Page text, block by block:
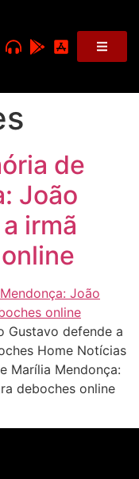
de
João
irmã
Gustavo defende a
Home Notícias
Marília Mendonça:
deboches online